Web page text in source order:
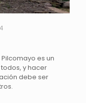
es un
y hacer
debe ser